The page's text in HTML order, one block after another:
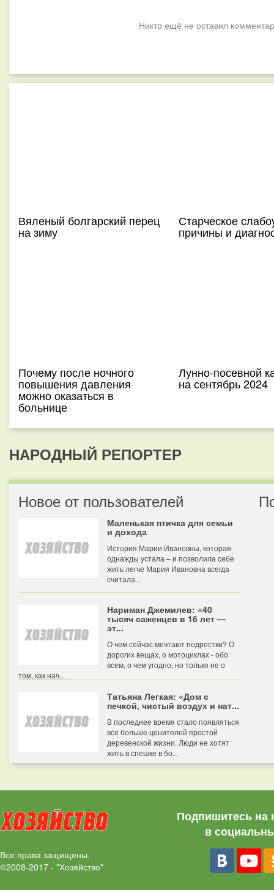
Никто ещё не оставил
Вяленый болгарский перец
на зиму
Старческое
причины и
Почему после ночного
повышения давления
можно оказаться в
больнице
Лунно-посевной
на сентябрь 2024
НАРОДНЫЙ РЕПОРТЕР
Новое от пользователей
Маленькая птичка для семьи
и дохода
История Марии Ивановны, которая
однажды устала – и позволила себе
жить легче Мария Ивановна всегда
считала...
Нариман Джемилев: «40
тысяч саженцев в 16 лет —
эт...
О чем сейчас мечтают подростки? О
дорогих вещах, о мотоциклах - обо
всем, о чем угодно, но только не о
том, как нач...
Татьяна Легкая: «Дом с
печкой, чистый воздух и нат...
В последнее время стало появляться
все больше ценителей простой
деревенской жизни. Люди не хотят
жить в спешке в бо...
Все права защищены.
©2008-2017 - "Хозяйство"
Подпишитесь на
в